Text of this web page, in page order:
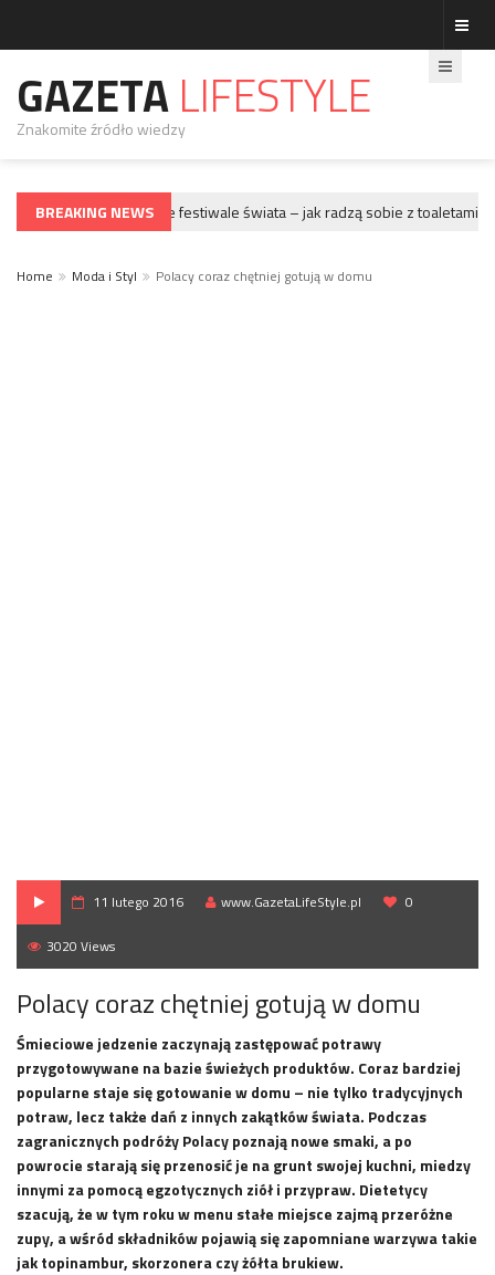
GAZETALIFESTYLE
Znakomite źródło wiedzy
BREAKING NEWS
GWIAZDY Największe festiwale świata – jak radzą sobie z toaletami?
Home Moda i Styl Polacy coraz chętniej gotują w domu
11 lutego 2016 www.GazetaLifeStyle.pl 0
3020 Views
Polacy coraz chętniej gotują w domu
Śmieciowe jedzenie zaczynają zastępować potrawy
przygotowywane na bazie świeżych produktów. Coraz bardziej
popularne staje się gotowanie w domu – nie tylko tradycyjnych
potraw, lecz także dań z innych zakątków świata. Podczas
zagranicznych podróży Polacy poznają nowe smaki, a po
powrocie starają się przenosić je na grunt swojej kuchni, miedzy
innymi za pomocą egzotycznych ziół i przypraw. Dietetycy
szacują, że w tym roku w menu stałe miejsce zajmą przeróżne
zupy, a wśród składników pojawią się zapomniane warzywa takie
jak topinambur, skorzonera czy żółta brukiew.